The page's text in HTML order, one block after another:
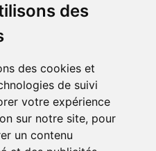
des
des cookies et
de suivi
votre expérience
sur notre site, pour
un contenu
site
visites et 230.000
aux métiers de la